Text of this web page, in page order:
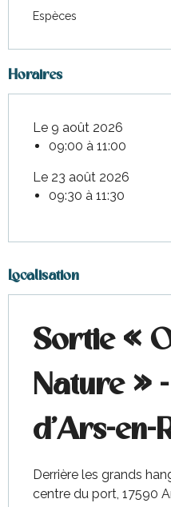
Espèces
Horaires
Le 9 août 2026
09:00 à 11:00
Le 23 août 2026
09:30 à 11:30
Localisation
Sortie «
Nature »
d'Ars-en-
Derrière les grands
centre du port, 17590